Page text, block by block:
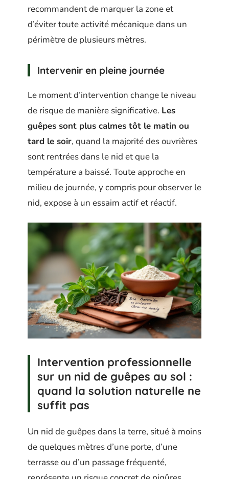
recommandent de marquer la zone et
d’éviter toute activité mécanique dans un
périmètre de plusieurs mètres.
Intervenir en pleine journée
Le moment d’intervention change le niveau
de risque de manière significative. Les
guêpes sont plus calmes tôt le matin ou
tard le soir, quand la majorité des ouvrières
sont rentrées dans le nid et que la
température a baissé. Toute approche en
milieu de journée, y compris pour observer le
nid, expose à un essaim actif et réactif.
Intervention professionnelle
sur un nid de guêpes au sol :
quand la solution naturelle ne
suffit pas
Un nid de guêpes dans la terre, situé à moins
de quelques mètres d’une porte, d’une
terrasse ou d’un passage fréquenté,